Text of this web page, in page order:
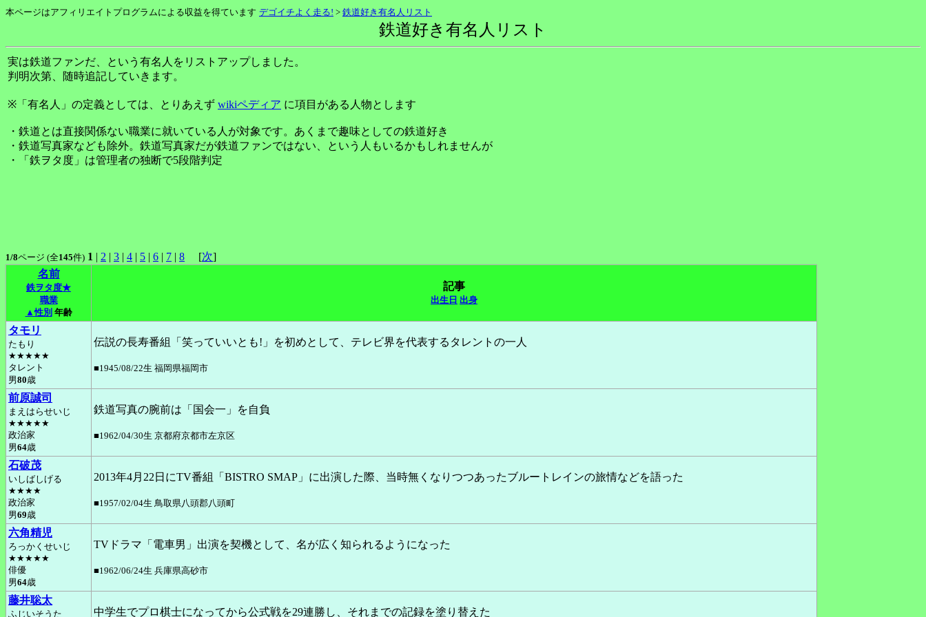
本ページはアフィリエイトプログラムによる収益を得ています デゴイチよく走る! > 鉄道好き有名人リスト
鉄道好き有名人リスト
実は鉄道ファンだ、という有名人をリストアップしました。
判明次第、随時追記していきます。
※「有名人」の定義としては、とりあえず wikiペディア に項目がある人物とします
・鉄道とは直接関係ない職業に就いている人が対象です。あくまで趣味としての鉄道好き
・鉄道写真家なども除外。鉄道写真家だが鉄道ファンではない、という人もいるかもしれませんが
・「鉄ヲタ度」は管理者の独断で5段階判定
1/8ページ (全145件) 1 | 2 | 3 | 4 | 5 | 6 | 7 | 8 [次]
名前
鉄ヲタ度★
職業
▲性別 年齢
記事
出生日 出身
タモリ
たもり
★★★★★
タレント
男80歳
伝説の長寿番組「笑っていいとも!」を初めとして、テレビ界を代表するタレントの一人
■1945/08/22生 福岡県福岡市
前原誠司
まえはらせいじ
★★★★★
政治家
男64歳
鉄道写真の腕前は「国会一」を自負
■1962/04/30生 京都府京都市左京区
石破茂
いしばしげる
★★★★
政治家
男69歳
2013年4月22日にTV番組「BISTRO SMAP」に出演した際、当時無くなりつつあったブルートレインの旅情などを語った
■1957/02/04生 鳥取県八頭郡八頭町
六角精児
ろっかくせいじ
★★★★★
俳優
男64歳
TVドラマ「電車男」出演を契機として、名が広く知られるようになった
■1962/06/24生 兵庫県高砂市
藤井聡太
ふじいそうた
中学生でプロ棋士になってから公式戦を29連勝し、それまでの記録を塗り替えた